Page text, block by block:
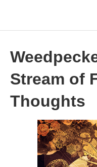
Stream of
Thoughts